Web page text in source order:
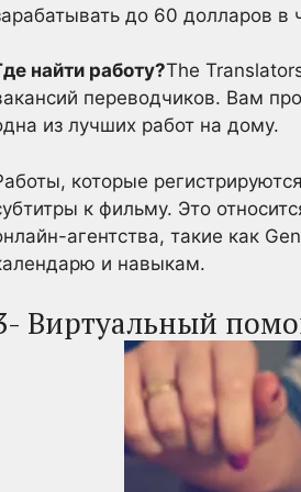
до 60 долларов в
найти работу?The
переводчиков. Вам
из лучших работ на дому.
которые
к фильму. Это
агентства, такие как
и навыкам.
Виртуальный